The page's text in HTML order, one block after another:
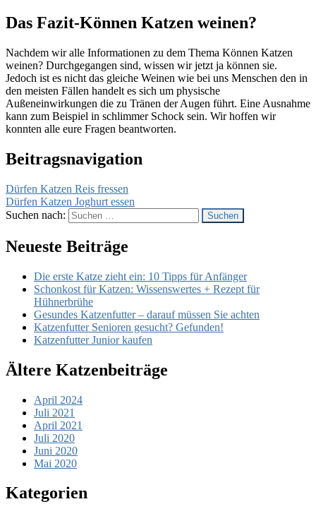
Das Fazit-Können Katzen weinen?
Nachdem wir alle Informationen zu dem Thema Können Katzen
weinen? Durchgegangen sind, wissen wir jetzt ja können sie.
Jedoch ist es nicht das gleiche Weinen wie bei uns Menschen den in
den meisten Fällen handelt es sich um physische
Außeneinwirkungen die zu Tränen der Augen führt. Eine Ausnahme
kann zum Beispiel in schlimmer Schock sein. Wir hoffen wir
konnten alle eure Fragen beantworten.
Beitragsnavigation
Dürfen Katzen Reis fressen
Dürfen Katzen Joghurt essen
Suchen nach:
Neueste Beiträge
Die erste Katze zieht ein: 10 Tipps für Anfänger
Schonkost für Katzen: Wissenswertes + Rezept für
Hühnerbrühe
Gesundes Katzenfutter – darauf müssen Sie achten
Katzenfutter Senioren gesucht? Gefunden!
Katzenfutter Junior kaufen
Ältere Katzenbeiträge
April 2024
Juli 2021
April 2021
Juli 2020
Juni 2020
Mai 2020
Kategorien